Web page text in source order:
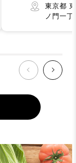
東京都
ノ門一